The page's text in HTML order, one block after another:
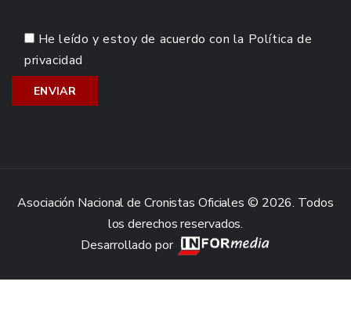
He leído y estoy de acuerdo con la Política de
privacidad
Asociación Nacional de Cronistas Oficiales © 2026. Todos
los derechos reservados.
Desarrollado por